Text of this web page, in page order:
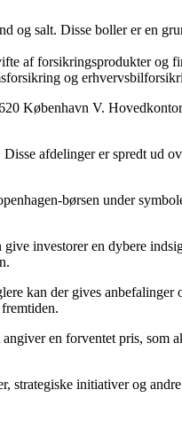
salt. Disse boller er en
af forsikringsprodukter og
og
København V.
afdelinger er spredt ud
børsen under
investorer en dybere
kan der gives
en forventet pris, som
strategiske initiativer og